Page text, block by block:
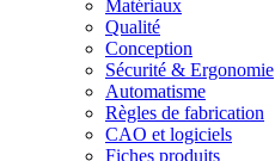
Matériaux
Qualité
Conception
Sécurité & Ergonomie
Automatisme
Règles de fabrication
CAO et logiciels
Fiches produits